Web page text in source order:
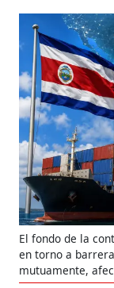
El fondo de la
en torno a
mutuamente,